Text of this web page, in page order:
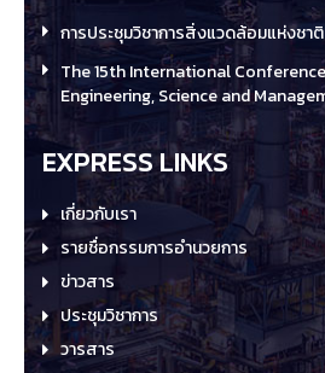
การประชุมวิชาการสิ่งแวดล้อมแห่งชา
The 15th International
Engineering, Science and
EXPRESS LINKS
เกี่ยวกับเรา
รายชื่อกรรมการอำนวยการ
ข่าวสาร
ประชุมวิชาการ
วารสาร